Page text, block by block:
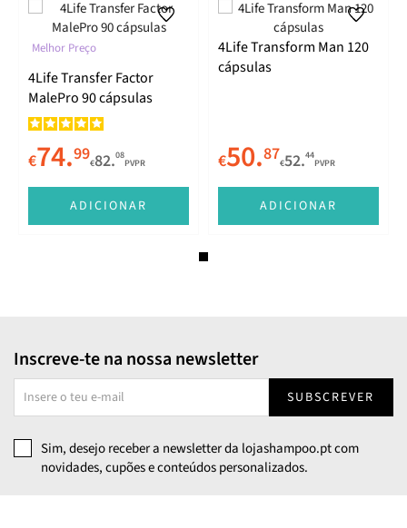
Melhor Preço
4Life Transfer Factor
MalePro 90 cápsulas
€74.99€82.08
PVPR
ADICIONAR
4Life Transform Man 120
cápsulas
€50.87€52.44
PVPR
ADICIONAR
Inscreve-te na nossa newsletter
SUBSCREVER
Sim, desejo receber a newsletter da lojashampoo.pt com
novidades, cupões e conteúdos personalizados.